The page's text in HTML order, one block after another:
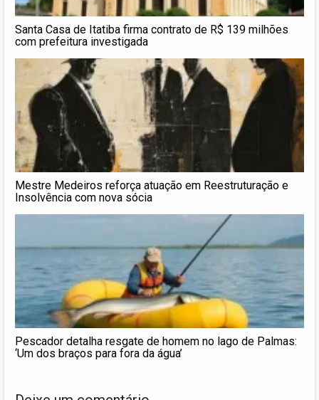
Santa Casa de Itatiba firma contrato de R$ 139 milhões
com prefeitura investigada
Mestre Medeiros reforça atuação em Reestruturação e
Insolvência com nova sócia
Pescador detalha resgate de homem no lago de Palmas:
‘Um dos braços para fora da água’